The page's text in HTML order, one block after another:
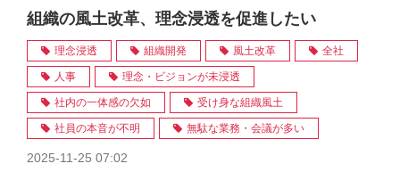
組織の風土改革、理念浸透を促進したい
理念浸透 組織開発 風土改革 全社
人事 理念・ビジョンが未浸透
社内の一体感の欠如 受け身な組織風土
社員の本音が不明 無駄な業務・会議が多い
2025-11-25 07:02